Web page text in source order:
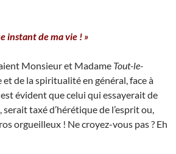
instant de ma vie ! »
Monsieur et Madame Tout-le-
et de la spiritualité en général, face à
évident que celui qui essayerait de
taxé d’hérétique de l’esprit ou,
orgueilleux ! Ne croyez-vous pas ? Eh